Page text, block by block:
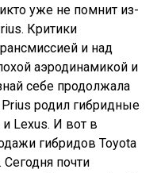
уже не помнит из-
Критики
и над
аэродинамикой и
себе продолжала
родил гибридные
Lexus. И вот в
гибридов Toyota
почти